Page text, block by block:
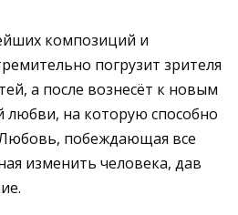
композиций и
погрузит зрителя
а после вознесёт к новым
любви, на которую способно
побеждающая все
изменить человека, дав